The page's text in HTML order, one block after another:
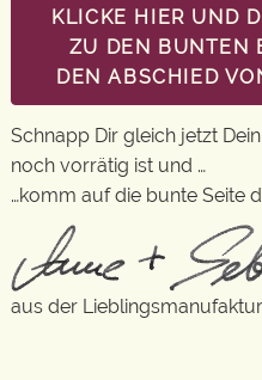
KLICKE HIER UND
ZU DEN BUNTEN
DEN ABSCHIED
Schnapp Dir gleich jetzt
noch vorrätig ist und …
…komm auf die bunte Seite
aus der Lieblingsmanufaktur